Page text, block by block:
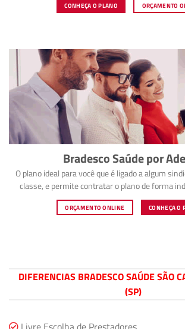
CONHEÇA O PLANO ORÇAMENTO
Bradesco Saúde por
O plano ideal para você que é ligado a algum
classe, e permite contratar o plano de forma
ORÇAMENTO ONLINE CONHEÇA O
DIFERENCIAS BRADESCO SAÚDE SÃO
(SP)